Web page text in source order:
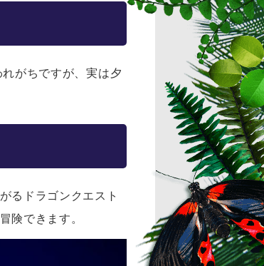
がちですが、実は夕
るドラゴンクエスト
険できます。